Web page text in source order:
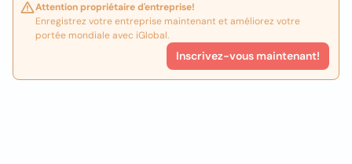
Attention propriétaire d'entreprise!
Enregistrez votre entreprise maintenant et améliorez votre
portée mondiale avec iGlobal.
Inscrivez-vous maintenant!